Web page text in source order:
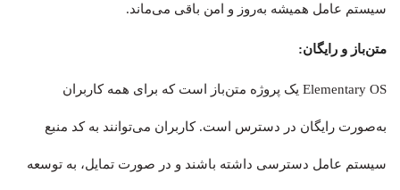
سیستم‌ عامل همیشه به‌روز و امن باقی می‌ماند.
متن‌باز و رایگان:
Elementary OS یک پروژه متن‌باز است که برای همه کاربران
به‌صورت رایگان در دسترس است. کاربران می‌توانند به کد منبع
سیستم‌ عامل دسترسی داشته باشند و در صورت تمایل، به توسعه